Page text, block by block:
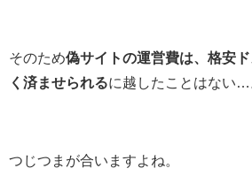
そのため偽サイトの運営費は、格安
く済ませられるに越したことはない…
つじつまが合いますよね。